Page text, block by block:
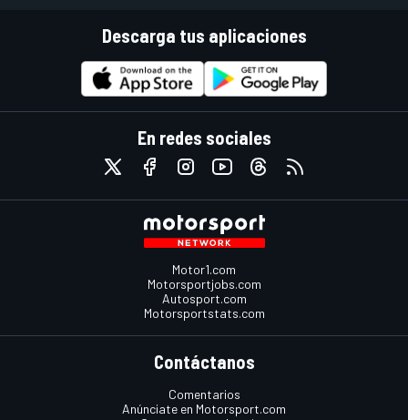
Descarga tus aplicaciones
En redes sociales
Motor1.com
Motorsportjobs.com
Autosport.com
Motorsportstats.com
Contáctanos
Comentarios
Anúnciate en Motorsport.com